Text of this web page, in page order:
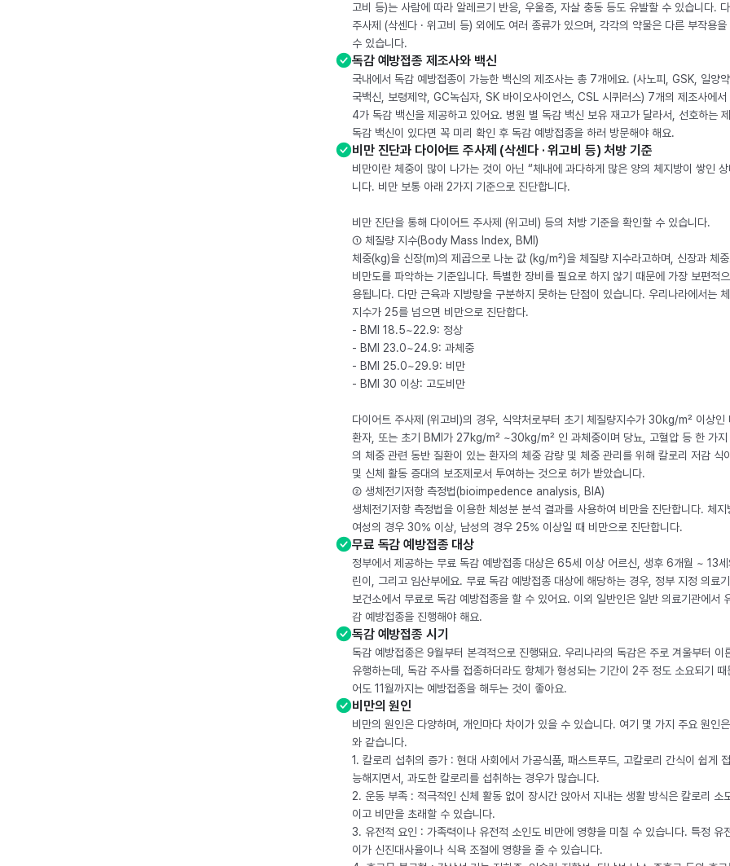
고비 등)는 사람에 따라 알레르기 반응, 우울증, 자살 충동 등도 유발할 수 있습니다.
주사제 (삭센다 · 위고비 등) 외에도 여러 종류가 있으며, 각각의 약물은 다른 부작용을
수 있습니다.
독감 예방접종 제조사와 백신
국내에서 독감 예방접종이 가능한 백신의 제조사는 총 7개에요. (사노피, GSK, 일양
국백신, 보령제약, GC녹십자, SK 바이오사이언스, CSL 시퀴러스) 7개의 제조사에서
4가 독감 백신을 제공하고 있어요. 병원 별 독감 백신 보유 재고가 달라서, 선호하는
독감 백신이 있다면 꼭 미리 확인 후 독감 예방접종을 하러 방문해야 해요.
비만 진단과 다이어트 주사제 (삭센다 · 위고비 등) 처방 기준
비만이란 체중이 많이 나가는 것이 아닌 “체내에 과다하게 많은 양의 체지방이 쌓인
니다. 비만 보통 아래 2가지 기준으로 진단합니다.
비만 진단을 통해 다이어트 주사제 (위고비) 등의 처방 기준을 확인할 수 있습니다.
① 체질량 지수(Body Mass Index, BMI)
체중(kg)을 신장(m)의 제곱으로 나눈 값 (kg/m²)을 체질량 지수라고하며, 신장과 체
비만도를 파악하는 기준입니다. 특별한 장비를 필요로 하지 않기 때문에 가장 보편적
용됩니다. 다만 근육과 지방량을 구분하지 못하는 단점이 있습니다. 우리나라에서는
지수가 25를 넘으면 비만으로 진단합다.
- BMI 18.5~22.9: 정상
- BMI 23.0~24.9: 과체중
- BMI 25.0~29.9: 비만
- BMI 30 이상: 고도비만
다이어트 주사제 (위고비)의 경우, 식약처로부터 초기 체질량지수가 30kg/m² 이상인
환자, 또는 초기 BMI가 27kg/m² ~30kg/m² 인 과체중이며 당뇨, 고혈압 등 한 가지
의 체중 관련 동반 질환이 있는 환자의 체중 감량 및 체중 관리를 위해 칼로리 저감 식
및 신체 활동 증대의 보조제로서 투여하는 것으로 허가 받았습니다.
② 생체전기저항 측정법(bioimpedence analysis, BIA)
생체전기저항 측정법을 이용한 체성분 분석 결과를 사용하여 비만을 진단합니다. 체지
여성의 경우 30% 이상, 남성의 경우 25% 이상일 때 비만으로 진단합니다.
무료 독감 예방접종 대상
정부에서 제공하는 무료 독감 예방접종 대상은 65세 이상 어르신, 생후 6개월 ~ 13
린이, 그리고 임산부에요. 무료 독감 예방접종 대상에 해당하는 경우, 정부 지정 의료
보건소에서 무료로 독감 예방접종을 할 수 있어요. 이외 일반인은 일반 의료기관에서
감 예방접종을 진행해야 해요.
독감 예방접종 시기
독감 예방접종은 9월부터 본격적으로 진행돼요. 우리나라의 독감은 주로 겨울부터 이
유행하는데, 독감 주사를 접종하더라도 항체가 형성되는 기간이 2주 정도 소요되기 때
어도 11월까지는 예방접종을 해두는 것이 좋아요.
비만의 원인
비만의 원인은 다양하며, 개인마다 차이가 있을 수 있습니다. 여기 몇 가지 주요 원인
와 같습니다.
1. 칼로리 섭취의 증가 : 현대 사회에서 가공식품, 패스트푸드, 고칼로리 간식이 쉽게
능해지면서, 과도한 칼로리를 섭취하는 경우가 많습니다.
2. 운동 부족 : 적극적인 신체 활동 없이 장시간 앉아서 지내는 생활 방식은 칼로리 소
이고 비만을 초래할 수 있습니다.
3. 유전적 요인 : 가족력이나 유전적 소인도 비만에 영향을 미칠 수 있습니다. 특정 유
이가 신진대사율이나 식욕 조절에 영향을 줄 수 있습니다.